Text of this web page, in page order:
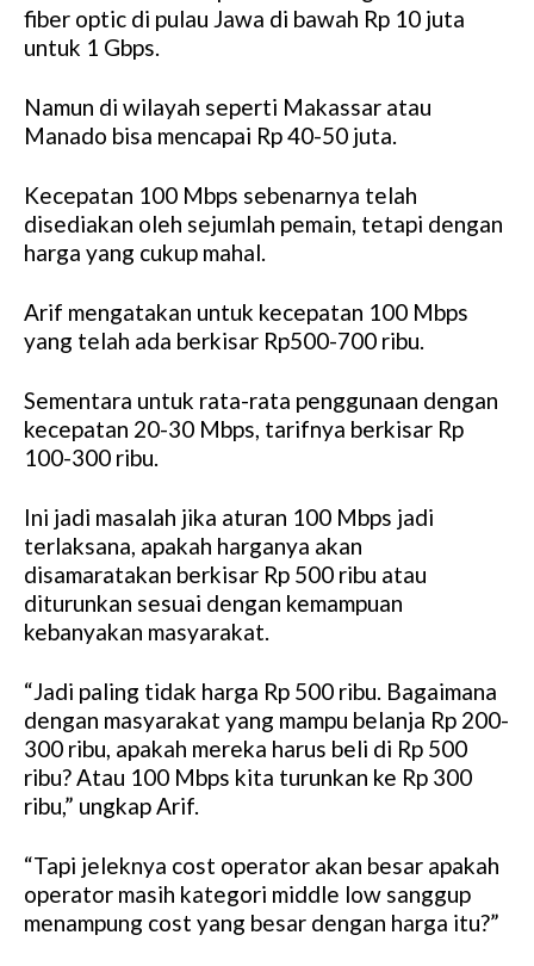
fiber optic di pulau Jawa di bawah Rp 10 juta
untuk 1 Gbps.
Namun di wilayah seperti Makassar atau
Manado bisa mencapai Rp 40-50 juta.
Kecepatan 100 Mbps sebenarnya telah
disediakan oleh sejumlah pemain, tetapi dengan
harga yang cukup mahal.
Arif mengatakan untuk kecepatan 100 Mbps
yang telah ada berkisar Rp500-700 ribu.
Sementara untuk rata-rata penggunaan dengan
kecepatan 20-30 Mbps, tarifnya berkisar Rp
100-300 ribu.
Ini jadi masalah jika aturan 100 Mbps jadi
terlaksana, apakah harganya akan
disamaratakan berkisar Rp 500 ribu atau
diturunkan sesuai dengan kemampuan
kebanyakan masyarakat.
“Jadi paling tidak harga Rp 500 ribu. Bagaimana
dengan masyarakat yang mampu belanja Rp 200-
300 ribu, apakah mereka harus beli di Rp 500
ribu? Atau 100 Mbps kita turunkan ke Rp 300
ribu,” ungkap Arif.
“Tapi jeleknya cost operator akan besar apakah
operator masih kategori middle low sanggup
menampung cost yang besar dengan harga itu?”